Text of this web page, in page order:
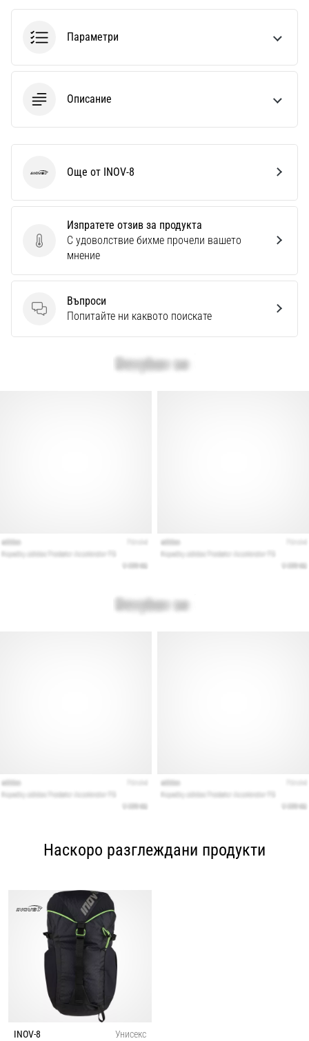
Параметри
Описание
Изпратете отзив за продукта
Изпратете отзив за продукта
С удоволствие бихме прочели вашето
мнение
Въпроси
Въпроси
Попитайте ни каквото поискате
INOV-8Още от INOV-8
Наскоро разглеждани продукти
INOV-8
Унисекс